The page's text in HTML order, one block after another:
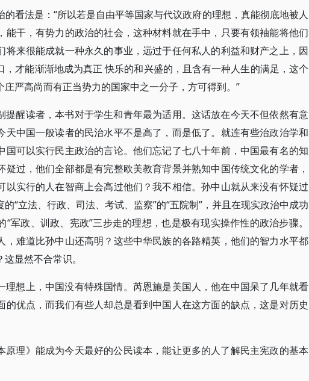
看法是：“所以若是自由平等国家与代议政府的理想，真能彻底地被人
能干，有势力的政治的社会，这种材料就在手中，只要有领袖能将他们
将来很能成就一种永久的事业，远过于任何私人的利益和财产之上，因
，才能渐渐地成为真正 快乐的和兴盛的，且含有一种人生的满足，这个
严高尚而有正当势力的国家中之一分子，方可得到。”
提醒读者，本书对于学生和青年最为适用。这话放在今天不但依然有意
天中国一般读者的民治水平不是高了，而是低了。就连有些治政治学和
国可以实行民主政治的言论。他们忘记了七八十年前，中国最有名的知
过，他们全部都是有完整欧美教育背景并熟知中国传统文化的学者，
以实行的人在智商上会高过他们？我不相信。孙中山就从来没有怀疑过
“立法、行政、司法、考试、监察”的“五院制”，并且在现实政治中成功
军政、训政、宪政”三步走的理想，也是极有现实操作性的政治步骤。
，难道比孙中山还高明？这些中华民族的各路精英，他们的智力水平都
显然不合常识。
理想上，中国没有特殊国情。芮恩施是美国人，他在中国呆了几年就看
的优点，而我们有些人却总是看到中国人在这方面的缺点，这是对历史
原理》能成为今天最好的公民读本，能让更多的人了解民主宪政的基本